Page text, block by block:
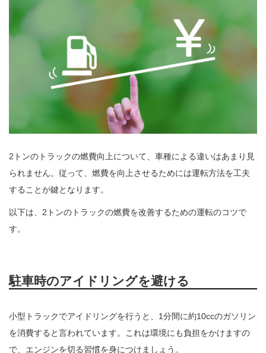
2トンのトラックの燃費向上について、車種による違いはあまり見
られません。従って、燃費を向上させるためには運転方法を工夫
することが鍵となります。
以下は、2トンのトラックの燃費を改善するための運転のコツで
す。
駐車時のアイドリングを避ける
小型トラックでアイドリングを行うと、1分間に約10ccのガソリン
を消費すると言われています。これは環境にも負担をかけますの
で、エンジンを切る習慣を身につけましょう。